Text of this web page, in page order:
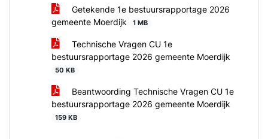
Getekende 1e bestuursrapportage 2026
gemeente Moerdijk
1 MB
Technische Vragen CU 1e
bestuursrapportage 2026 gemeente Moerdijk
50 KB
Beantwoording Technische Vragen CU 1e
bestuursrapportage 2026 gemeente Moerdijk
159 KB